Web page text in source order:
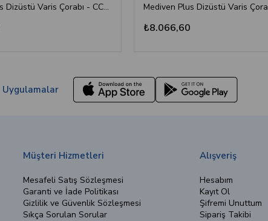
Mediven Plus Dizüstü Varis Çorabı - CCL2 - Burnu Kapalı - Kaşmir - 4 Numara
₺8.066,60
Uygulamalar
Müşteri Hizmetleri
Mesafeli Satış Sözleşmesi
Garanti ve İade Politikası
Gizlilik ve Güvenlik Sözleşmesi
Sıkça Sorulan Sorular
Alışveriş
Hesabım
Kayıt Ol
Şifremi Unuttum
Sipariş Takibi